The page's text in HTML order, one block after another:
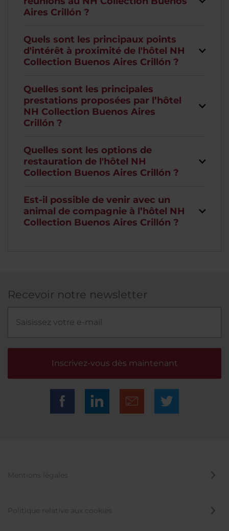
Aires Crillón ?
Quels sont les principaux points
d'intérêt à proximité de l'hôtel NH
Collection Buenos Aires Crillón ?
Quelles sont les principales
prestations proposées par l’hôtel
NH Collection Buenos Aires
Crillón ?
Quelles sont les options de
restauration de l'hôtel NH
Collection Buenos Aires Crillón ?
Est-il possible de venir avec un
animal de compagnie à l’hôtel NH
Collection Buenos Aires Crillón ?
Recevoir notre newsletter
Inscrivez-vous dès maintenant
Mentions légales
Politique relative aux cookies